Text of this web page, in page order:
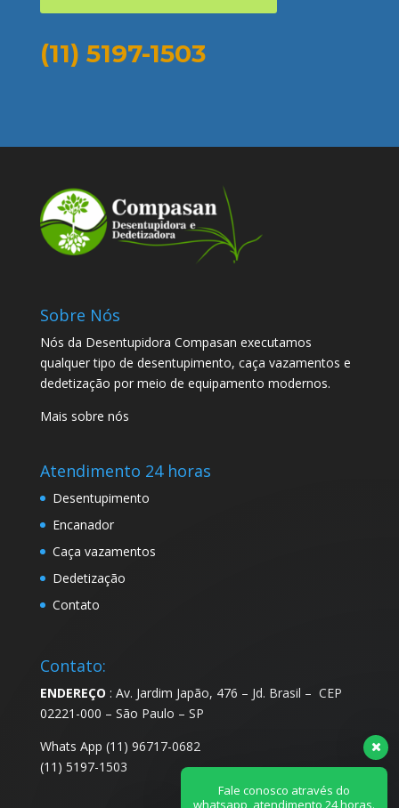
(11) 5197-1503
Sobre Nós
Nós da Desentupidora Compasan executamos
qualquer tipo de desentupimento, caça vazamentos e
dedetização por meio de equipamento modernos.
Mais sobre nós
Atendimento 24 horas
Desentupimento
Encanador
Caça vazamentos
Dedetização
Contato
Contato:
ENDEREÇO : Av. Jardim Japão, 476 – Jd. Brasil – CEP
02221-000 – São Paulo – SP
Whats App (11) 96717-0682
(11) 5197-1503
Fale conosco através do
whatsapp, atendimento 24 horas.